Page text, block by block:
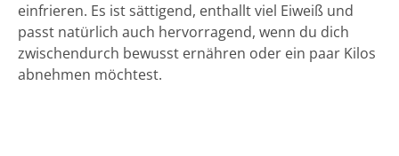
einfrieren. Es ist sättigend, enthallt viel Eiweiß und
passt natürlich auch hervorragend, wenn du dich
zwischendurch bewusst ernähren oder ein paar Kilos
abnehmen möchtest.